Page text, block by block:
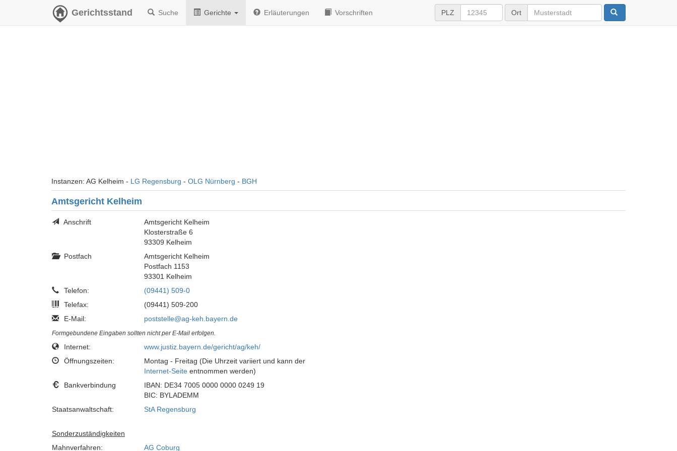
Gerichtsstand Suche Gerichte Erläuterungen Vorschriften PLZ Ort
Instanzen: AG Kelheim - LG Regensburg - OLG Nürnberg - BGH
Amtsgericht Kelheim
Anschrift
Amtsgericht Kelheim
Klosterstraße 6
93309 Kelheim
Postfach
Amtsgericht Kelheim
Postfach 1153
93301 Kelheim
Telefon:
(09441) 509-0
Telefax:
(09441) 509-200
E-Mail:
poststelle@ag-keh.bayern.de
Formgebundene Eingaben sollten nicht per E-Mail erfolgen.
Internet:
www.justiz.bayern.de/gericht/ag/keh/
Öffnungszeiten:
Montag - Freitag (Die Uhrzeit variiert und kann der
Internet-Seite entnommen werden)
Bankverbindung
IBAN: DE34 7005 0000 0000 0249 19
BIC: BYLADEMM
Staatsanwaltschaft:
StA Regensburg
Sonderzuständigkeiten
Mahnverfahren:
AG Coburg